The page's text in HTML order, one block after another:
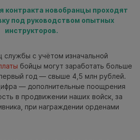
контракта новобранцы проходят
под руководством опытных
инструкторов.
службы с учётом изначальной
бойцы могут заработать больше
год — свыше 4,5 млн рублей.
— дополнительные поощрения
в продвижении наших войск, за
при награждении орденами